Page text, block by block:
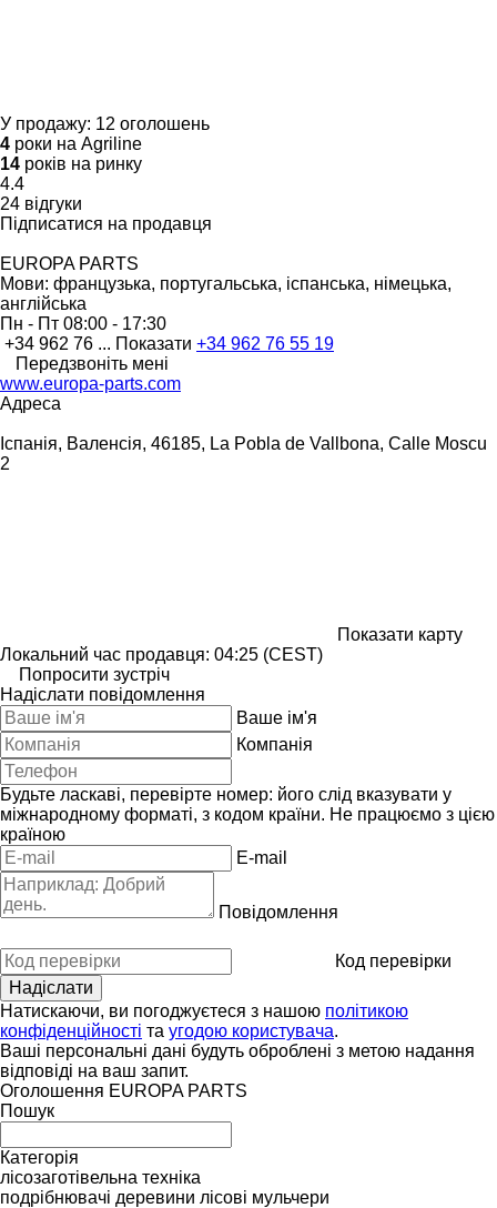
У продажу: 12 оголошень
4 роки на Agriline
14 років на ринку
4.4
24 відгуки
Підписатися на продавця
EUROPA PARTS
Мови: французька, португальська, іспанська, німецька,
англійська
Пн - Пт 08:00 - 17:30
+34 962 76 ... Показати +34 962 76 55 19
Передзвоніть мені
www.europa-parts.com
Адреса
Іспанія, Валенсія, 46185, La Pobla de Vallbona, Calle Moscu
2
Показати карту
Локальний час продавця: 04:25 (CEST)
Попросити зустріч
Надіслати повідомлення
Ваше ім'я
Компанія
Будьте ласкаві, перевірте номер: його слід вказувати у
міжнародному форматі, з кодом країни. Не працюємо з цією
країною
E-mail
Повідомлення
Код перевірки
Натискаючи, ви погоджуєтеся з нашою політикою
конфіденційності та угодою користувача.
Ваші персональні дані будуть оброблені з метою надання
відповіді на ваш запит.
Оголошення EUROPA PARTS
Пошук
Категорія
лісозаготівельна техніка
подрібнювачі деревини лісові мульчери